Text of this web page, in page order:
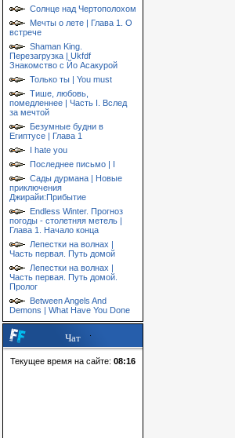
Солнце над Чертополохом
Мечты о лете | Глава 1. О
встрече
Shaman King.
Перезагрузка | Ukfdf
Знакомство с Йо Асакурой
Только ты | You must
Тише, любовь,
помедленнее | Часть I. Вслед
за мечтой
Безумные будни в
Египтусе | Глава 1
I hate you
Последнее письмо | I
Сады дурмана | Новые
приключения
Джирайи:Прибытие
Endless Winter. Прогноз
погоды - столетняя метель |
Глава 1. Начало конца
Лепестки на волнах |
Часть первая. Путь домой
Лепестки на волнах |
Часть первая. Путь домой.
Пролог
Between Angels And
Demons | What Have You Done
Чат
Текущее время на сайте: 08:16